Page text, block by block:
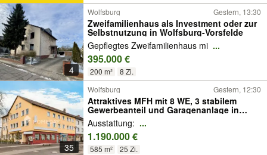
4
Wolfsburg Gestern, 13:30
Zweifamilienhaus als Investment oder zur
Selbstnutzung in Wolfsburg-Vorsfelde
Gepflegtes Zweifamilienhaus mi ...
395.000 €
200 m² 8 Zi.
35
Wolfsburg Gestern, 12:30
Attraktives MFH mit 8 WE, 3 stabilem
Gewerbeanteil und Garagenanlage in
gefragter Lage von Wolfsburg
Ausstattung: ...
1.190.000 €
585 m² 25 Zi.